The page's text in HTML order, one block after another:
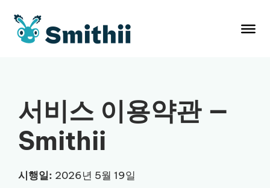
서비스 이용약관 —
Smithii
시행일: 2026년 5월 19일